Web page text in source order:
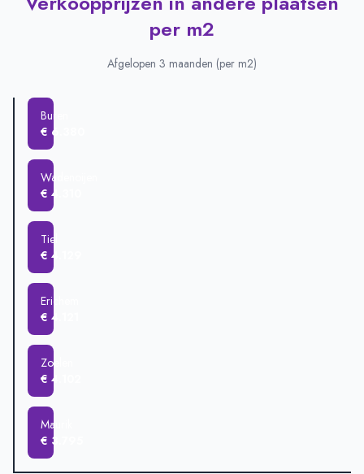
Gemiddelde verkoopprijs
€ 658.000
€ 609.625
Tiel
Wadenoijen
Erichem
per m2
Afgelopen 3 maanden (per m2)
Buren
€ 6.380
Wadenoijen
€ 4.310
Tiel
€ 4.129
Erichem
€ 4.121
Zoelen
€ 4.102
Maurik
€ 3.795